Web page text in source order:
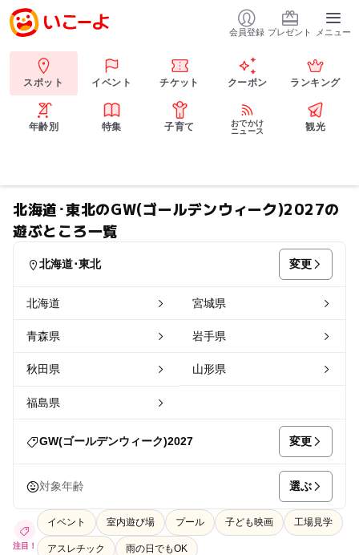
会員登録 プレゼント メニュー
スポット イベント チケット クーポン ランキング
年齢別 特集 子育て
おでかけ
ニュース
観光
北海道･東北のGW(ゴールデンウィーク)2027の
遊ぶところ一覧
北海道･東北 変更
北海道 宮城県
青森県 岩手県
秋田県 山形県
福島県
GW(ゴールデンウィーク)2027 変更
対象年齢 選ぶ
注目！
イベント 室内遊び場 プール 子ども映画 工場見学
アスレチック 雨の日でもOK